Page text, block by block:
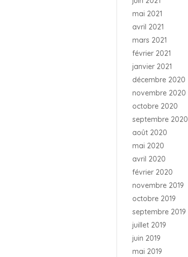
mai 2021
avril 2021
mars 2021
février 2021
janvier 2021
décembre 2020
novembre 2020
octobre 2020
septembre 2020
août 2020
mai 2020
avril 2020
février 2020
novembre 2019
octobre 2019
septembre 2019
juillet 2019
juin 2019
mai 2019